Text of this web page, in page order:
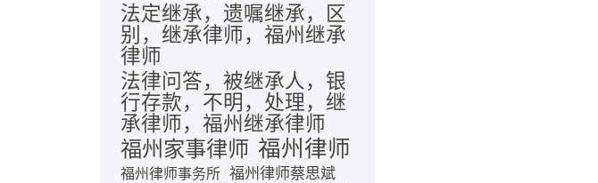
法定继承，遗嘱继承，区
别，继承律师，福州继承
律师
法律问答，被继承人，银
行存款，不明，处理，继
承律师，福州继承律师
福州家事律师 福州律师
福州律师事务所 福州律师蔡思斌